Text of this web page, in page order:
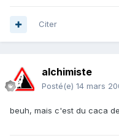
Citer
alchimiste
Posté(e) 14 mars
beuh, mais c'est du caca